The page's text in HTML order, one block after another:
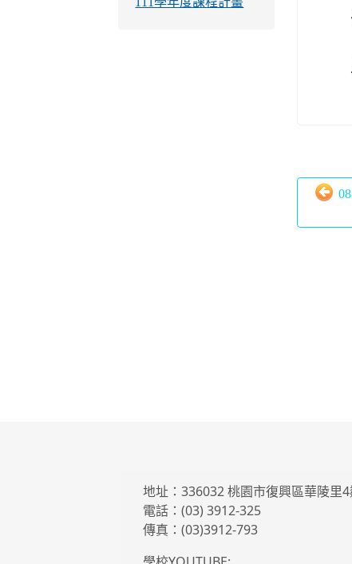
地址：336032 桃園市復興區華陵里
電話：(03) 3912-325
傳真：(03)3912-793